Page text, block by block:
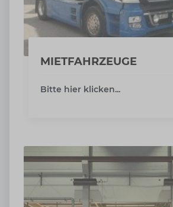
MIETFAHRZEUGE
Bitte hier klicken...